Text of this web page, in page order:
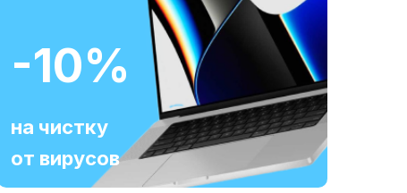
-10%
на чистку
от вирусов